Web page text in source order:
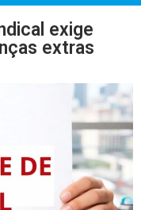
exige
extras